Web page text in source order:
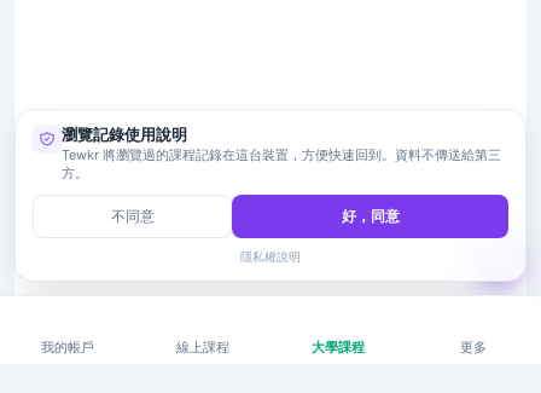
我的帳戶 線上課程 大學課程 更多
瀏覽記錄使用說明
Tewkr 將瀏覽過的課程記錄在這台裝置，方便快速回到。資料不傳送給第三
方。
不同意 好，同意
隱私權說明